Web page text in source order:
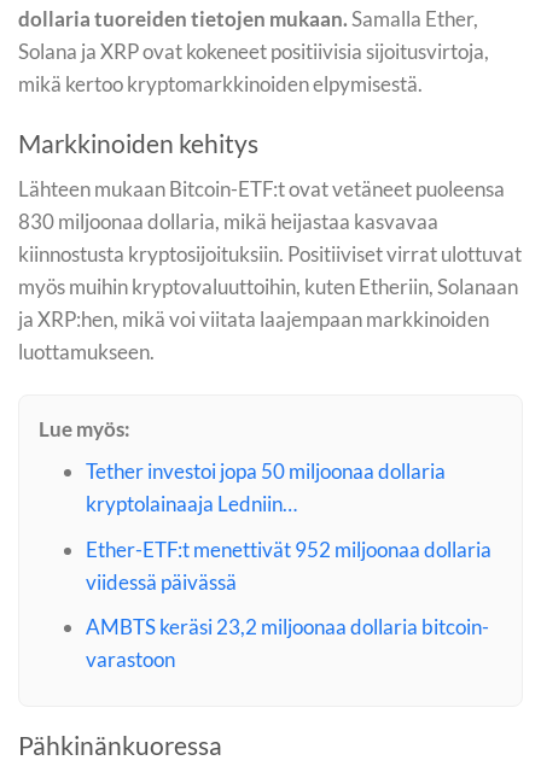
dollaria tuoreiden tietojen mukaan.Samalla Ether,
Solana ja XRP ovat kokeneet positiivisia sijoitusvirtoja,
mikä kertoo kryptomarkkinoiden elpymisestä.
Markkinoiden kehitys
Lähteen mukaan Bitcoin-ETF:t ovat vetäneet puoleensa
830 miljoonaa dollaria, mikä heijastaa kasvavaa
kiinnostusta kryptosijoituksiin. Positiiviset virrat ulottuvat
myös muihin kryptovaluuttoihin, kuten Etheriin, Solanaan
ja XRP:hen, mikä voi viitata laajempaan markkinoiden
luottamukseen.
Lue myös:
Tether investoi jopa 50 miljoonaa dollaria
kryptolainaaja Ledniin…
Ether-ETF:t menettivät 952 miljoonaa dollaria
viidessä päivässä
AMBTS keräsi 23,2 miljoonaa dollaria bitcoin-
varastoon
Pähkinänkuoressa